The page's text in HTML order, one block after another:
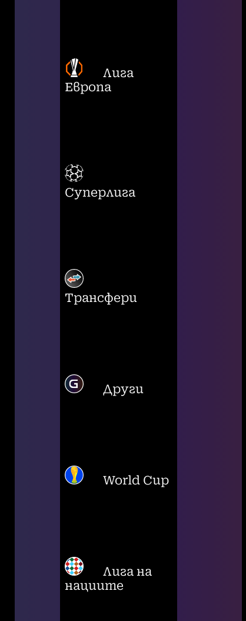
Лига
Европа
Суперлига
Трансфери
Други
World Cup
Лига на
нациите